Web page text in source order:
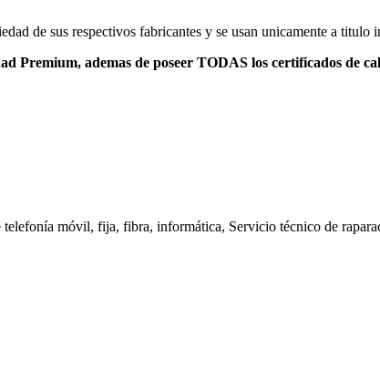
de sus respectivos fabricantes y se usan unicamente a titulo
Premium, ademas de poseer TODAS los certificados de
móvil, fija, fibra, informática, Servicio técnico de